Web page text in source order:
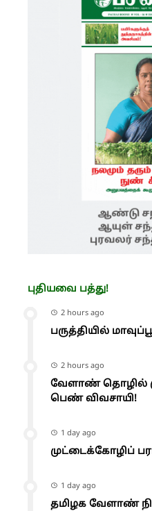
புதியவை பத்து!
2 hours ago
பருத்தியில்
2 hours ago
வேளாண் தொழில்
பெண் விவசாயி!
1 day ago
முட்டைக்கோழிப்
1 day ago
தமிழக வேளாண்